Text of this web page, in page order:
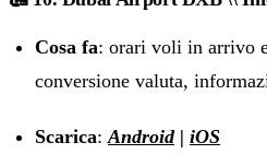
Cosa fa: orari voli in arrivo
conversione valuta,
Scarica:Android | iOS